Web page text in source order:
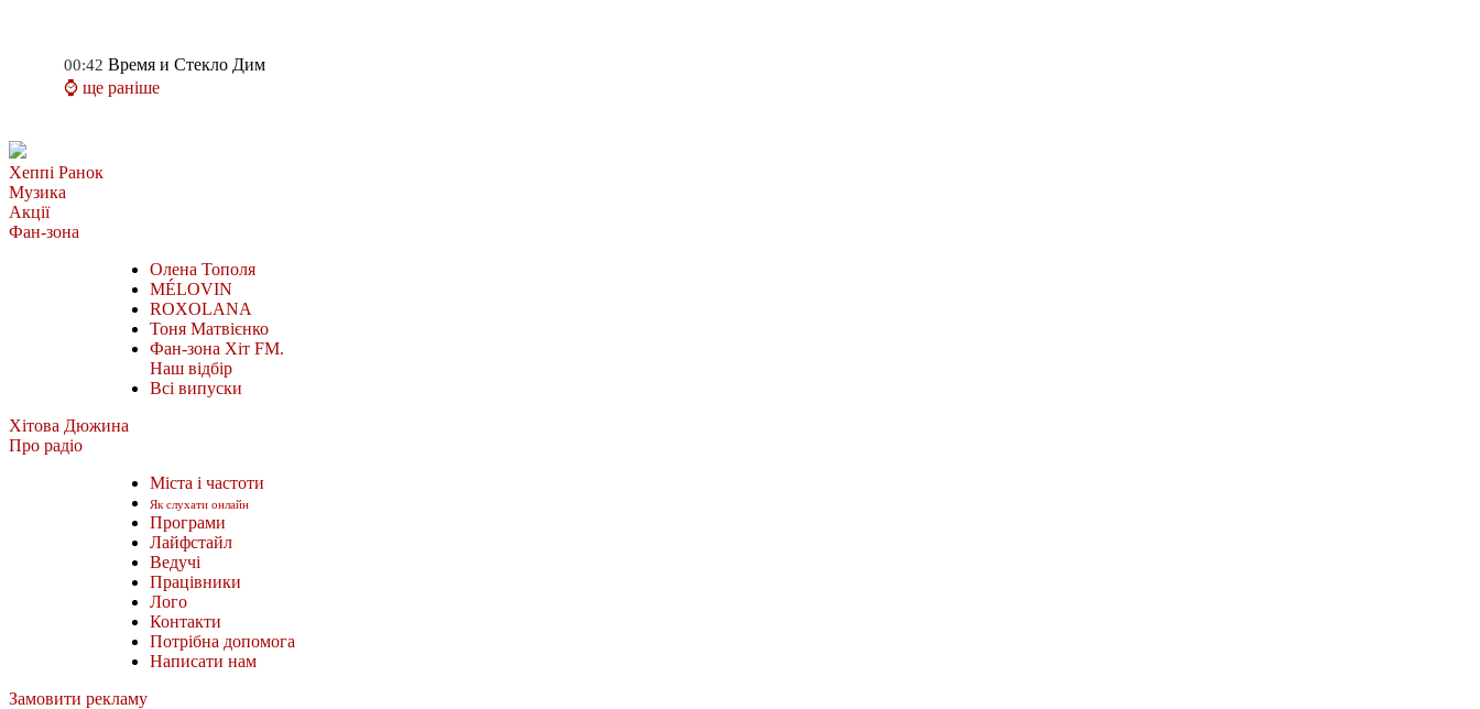
00:42 Время и Стекло Дим
⌚ ще раніше
Хеппі Ранок
Музика
Акції
Фан-зона
Олена Тополя
MÉLOVIN
ROXOLANA
Тоня Матвієнко
Фан-зона Хіт FM.
Наш відбір
Всі випуски
Хітова Дюжина
Про радіо
Міста і частоти
Як слухати онлайн
Програми
Лайфстайл
Ведучі
Працівники
Лого
Контакти
Потрібна допомога
Написати нам
Замовити рекламу